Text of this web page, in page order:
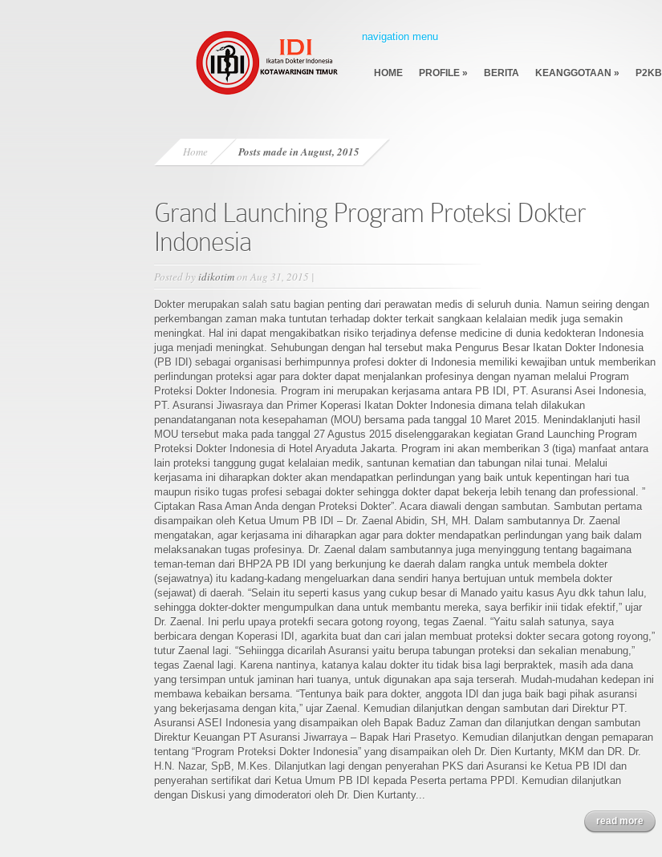
navigation menu
HOME PROFILE » BERITA KEANGGOTAAN » P2KB
Home Posts made in August, 2015
Grand Launching Program Proteksi Dokter
Indonesia
Posted byidikotimon Aug 31, 2015 |
Dokter merupakan salah satu bagian penting dari perawatan medis di seluruh dunia. Namun seiring dengan
perkembangan zaman maka tuntutan terhadap dokter terkait sangkaan kelalaian medik juga semakin
meningkat. Hal ini dapat mengakibatkan risiko terjadinya defense medicine di dunia kedokteran Indonesia
juga menjadi meningkat. Sehubungan dengan hal tersebut maka Pengurus Besar Ikatan Dokter Indonesia
(PB IDI) sebagai organisasi berhimpunnya profesi dokter di Indonesia memiliki kewajiban untuk memberikan
perlindungan proteksi agar para dokter dapat menjalankan profesinya dengan nyaman melalui Program
Proteksi Dokter Indonesia. Program ini merupakan kerjasama antara PB IDI, PT. Asuransi Asei Indonesia,
PT. Asuransi Jiwasraya dan Primer Koperasi Ikatan Dokter Indonesia dimana telah dilakukan
penandatanganan nota kesepahaman (MOU) bersama pada tanggal 10 Maret 2015. Menindaklanjuti hasil
MOU tersebut maka pada tanggal 27 Agustus 2015 diselenggarakan kegiatan Grand Launching Program
Proteksi Dokter Indonesia di Hotel Aryaduta Jakarta. Program ini akan memberikan 3 (tiga) manfaat antara
lain proteksi tanggung gugat kelalaian medik, santunan kematian dan tabungan nilai tunai. Melalui
kerjasama ini diharapkan dokter akan mendapatkan perlindungan yang baik untuk kepentingan hari tua
maupun risiko tugas profesi sebagai dokter sehingga dokter dapat bekerja lebih tenang dan professional. ”
Ciptakan Rasa Aman Anda dengan Proteksi Dokter”. Acara diawali dengan sambutan. Sambutan pertama
disampaikan oleh Ketua Umum PB IDI – Dr. Zaenal Abidin, SH, MH. Dalam sambutannya Dr. Zaenal
mengatakan, agar kerjasama ini diharapkan agar para dokter mendapatkan perlindungan yang baik dalam
melaksanakan tugas profesinya. Dr. Zaenal dalam sambutannya juga menyinggung tentang bagaimana
teman-teman dari BHP2A PB IDI yang berkunjung ke daerah dalam rangka untuk membela dokter
(sejawatnya) itu kadang-kadang mengeluarkan dana sendiri hanya bertujuan untuk membela dokter
(sejawat) di daerah. “Selain itu seperti kasus yang cukup besar di Manado yaitu kasus Ayu dkk tahun lalu,
sehingga dokter-dokter mengumpulkan dana untuk membantu mereka, saya berfikir inii tidak efektif,” ujar
Dr. Zaenal. Ini perlu upaya protekfi secara gotong royong, tegas Zaenal. “Yaitu salah satunya, saya
berbicara dengan Koperasi IDI, agarkita buat dan cari jalan membuat proteksi dokter secara gotong royong,”
tutur Zaenal lagi. “Sehiingga dicarilah Asuransi yaitu berupa tabungan proteksi dan sekalian menabung,”
tegas Zaenal lagi. Karena nantinya, katanya kalau dokter itu tidak bisa lagi berpraktek, masih ada dana
yang tersimpan untuk jaminan hari tuanya, untuk digunakan apa saja terserah. Mudah-mudahan kedepan ini
membawa kebaikan bersama. “Tentunya baik para dokter, anggota IDI dan juga baik bagi pihak asuransi
yang bekerjasama dengan kita,” ujar Zaenal. Kemudian dilanjutkan dengan sambutan dari Direktur PT.
Asuransi ASEI Indonesia yang disampaikan oleh Bapak Baduz Zaman dan dilanjutkan dengan sambutan
Direktur Keuangan PT Asuransi Jiwarraya – Bapak Hari Prasetyo. Kemudian dilanjutkan dengan pemaparan
tentang “Program Proteksi Dokter Indonesia” yang disampaikan oleh Dr. Dien Kurtanty, MKM dan DR. Dr.
H.N. Nazar, SpB, M.Kes. Dilanjutkan lagi dengan penyerahan PKS dari Asuransi ke Ketua PB IDI dan
penyerahan sertifikat dari Ketua Umum PB IDI kepada Peserta pertama PPDI. Kemudian dilanjutkan
dengan Diskusi yang dimoderatori oleh Dr. Dien Kurtanty...
read more